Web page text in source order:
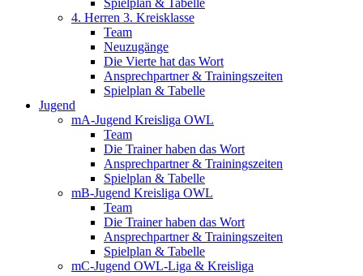
Spielplan & Tabelle
4. Herren 3. Kreisklasse
Team
Neuzugänge
Die Vierte hat das Wort
Ansprechpartner & Trainingszeiten
Spielplan & Tabelle
Jugend
mA-Jugend Kreisliga OWL
Team
Die Trainer haben das Wort
Ansprechpartner & Trainingszeiten
Spielplan & Tabelle
mB-Jugend Kreisliga OWL
Team
Die Trainer haben das Wort
Ansprechpartner & Trainingszeiten
Spielplan & Tabelle
mC-Jugend OWL-Liga & Kreisliga